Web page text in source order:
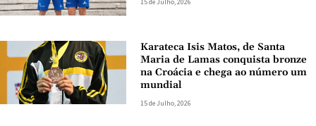
15 de Julho, 2026
Karateca Isis Matos, de Santa
Maria de Lamas conquista bronze
na Croácia e chega ao número um
mundial
15 de Julho, 2026